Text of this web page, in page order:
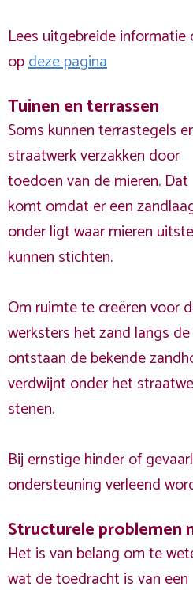
Lees uitgebreide
opdeze pagina
Tuinen en terrassen
Soms kunnen terrastegels
straatwerk verzakken door
toedoen van de mieren. Dat
komt omdat er een
onder ligt waar mieren
kunnen stichten.
Om ruimte te creëren voor
werksters het zand langs
ontstaan de bekende
verdwijnt onder het
stenen.
Bij ernstige hinder of
ondersteuning verleend
Structurele problemen
Het is van belang om te
wat de toedracht is van een